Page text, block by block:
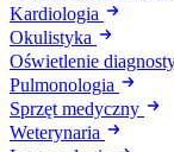
Kardiologia
Okulistyka
Oświetlenie
Pulmonologia
Sprzęt medyczny
Weterynaria